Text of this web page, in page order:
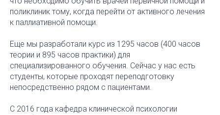
поликлиник тому, когда перейти от активного лечения
к паллиативной помощи.
Еще мы разработали курс из 1295 часов (400 часов
теории и 895 часов практики) для
специализированного обучения. Сейчас у нас есть
студенты, которые проходят переподготовку
непосредственно рядом с пациентами.
С 2016 года кафедра клинической психологии